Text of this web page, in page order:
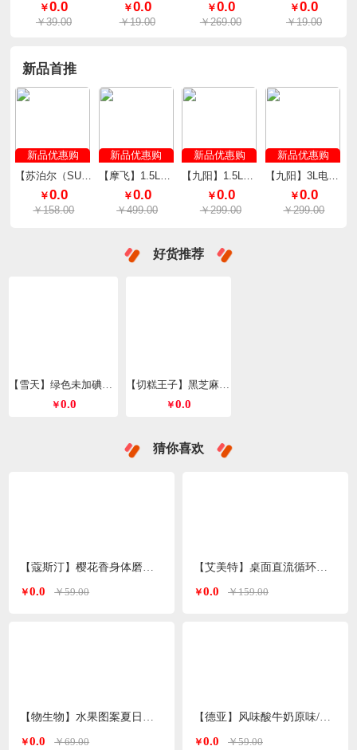
￥0.0
￥39.00
￥0.0
￥19.00
￥0.0
￥269.00
￥0.0
￥19.00
新品首推
新品优惠购
￥0.0
￥158.00
新品优惠购
￥0.0
￥499.00
新品优惠购
￥0.0
￥299.00
新品优惠购
￥0.0
￥299.00
好货推荐
【雪天】绿色未加碘精制盐260g*9包
￥0.0
【切糕王子】黑芝麻丸428g/箱
￥0.0
猜你喜欢
￥0.0 ￥59.00
￥0.0 ￥69.00
￥0.0 ￥159.00
￥0.0 ￥59.00